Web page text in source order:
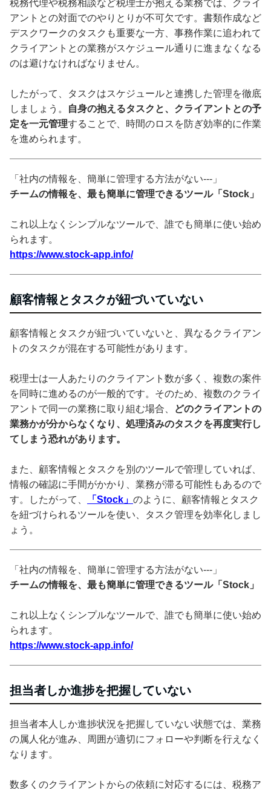
税務代理や税務相談など税理士が抱える業務では、クライ
アントとの対面でのやりとりが不可欠です。書類作成など
デスクワークのタスクも重要な一方、事務作業に追われて
クライアントとの業務がスケジュール通りに進まなくなる
のは避けなければなりません。
したがって、タスクはスケジュールと連携した管理を徹底
しましょう。
自身の抱えるタスクと、クライアントとの予
定を一元管理することで、時間のロスを防ぎ効率的に作業
を進められます。
「社内の情報を、簡単に管理する方法がない---」
チームの情報を、最も簡単に管理できるツール「Stock」
これ以上なくシンプルなツールで、誰でも簡単に使い始め
られます。
https://www.stock-app.info/
顧客情報とタスクが紐づいていない
顧客情報とタスクが紐づいていないと、異なるクライアン
トのタスクが混在する可能性があります。
税理士は一人あたりのクライアント数が多く、複数の案件
を同時に進めるのが一般的です。そのため、複数のクライ
アントで同一の業務に取り組む場合、
どのクライアントの
業務かが分からなくなり、処理済みのタスクを再度実行し
てしまう恐れがあります。
また、顧客情報とタスクを別のツールで管理していれば、
情報の確認に手間がかかり、業務が滞る可能性もあるので
す。したがって、
「Stock」 のように、顧客情報とタスク
を紐づけられるツールを使い、タスク管理を効率化しまし
ょう。
「社内の情報を、簡単に管理する方法がない---」
チームの情報を、最も簡単に管理できるツール「Stock」
これ以上なくシンプルなツールで、誰でも簡単に使い始め
られます。
https://www.stock-app.info/
担当者しか進捗を把握していない
担当者本人しか進捗状況を把握していない状態では、業務
の属人化が進み、周囲が適切にフォローや判断を行えなく
なります。
数多くのクライアントからの依頼に対応するには、税務ア